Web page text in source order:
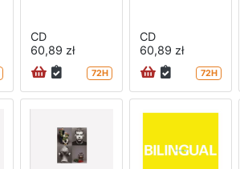
CD
60,89 zł
72H
CD
60,89 zł
72H